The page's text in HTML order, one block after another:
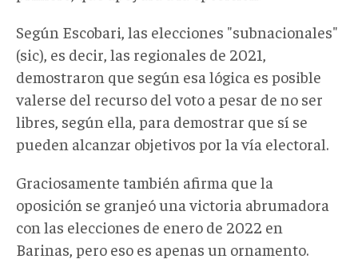
Según Escobari, las elecciones "subnacionales"
(sic), es decir, las regionales de 2021,
demostraron que según esa lógica es posible
valerse del recurso del voto a pesar de no ser
libres, según ella, para demostrar que sí se
pueden alcanzar objetivos por la vía electoral.
Graciosamente también afirma que la
oposición se granjeó una victoria abrumadora
con las elecciones de enero de 2022 en
Barinas, pero eso es apenas un ornamento.